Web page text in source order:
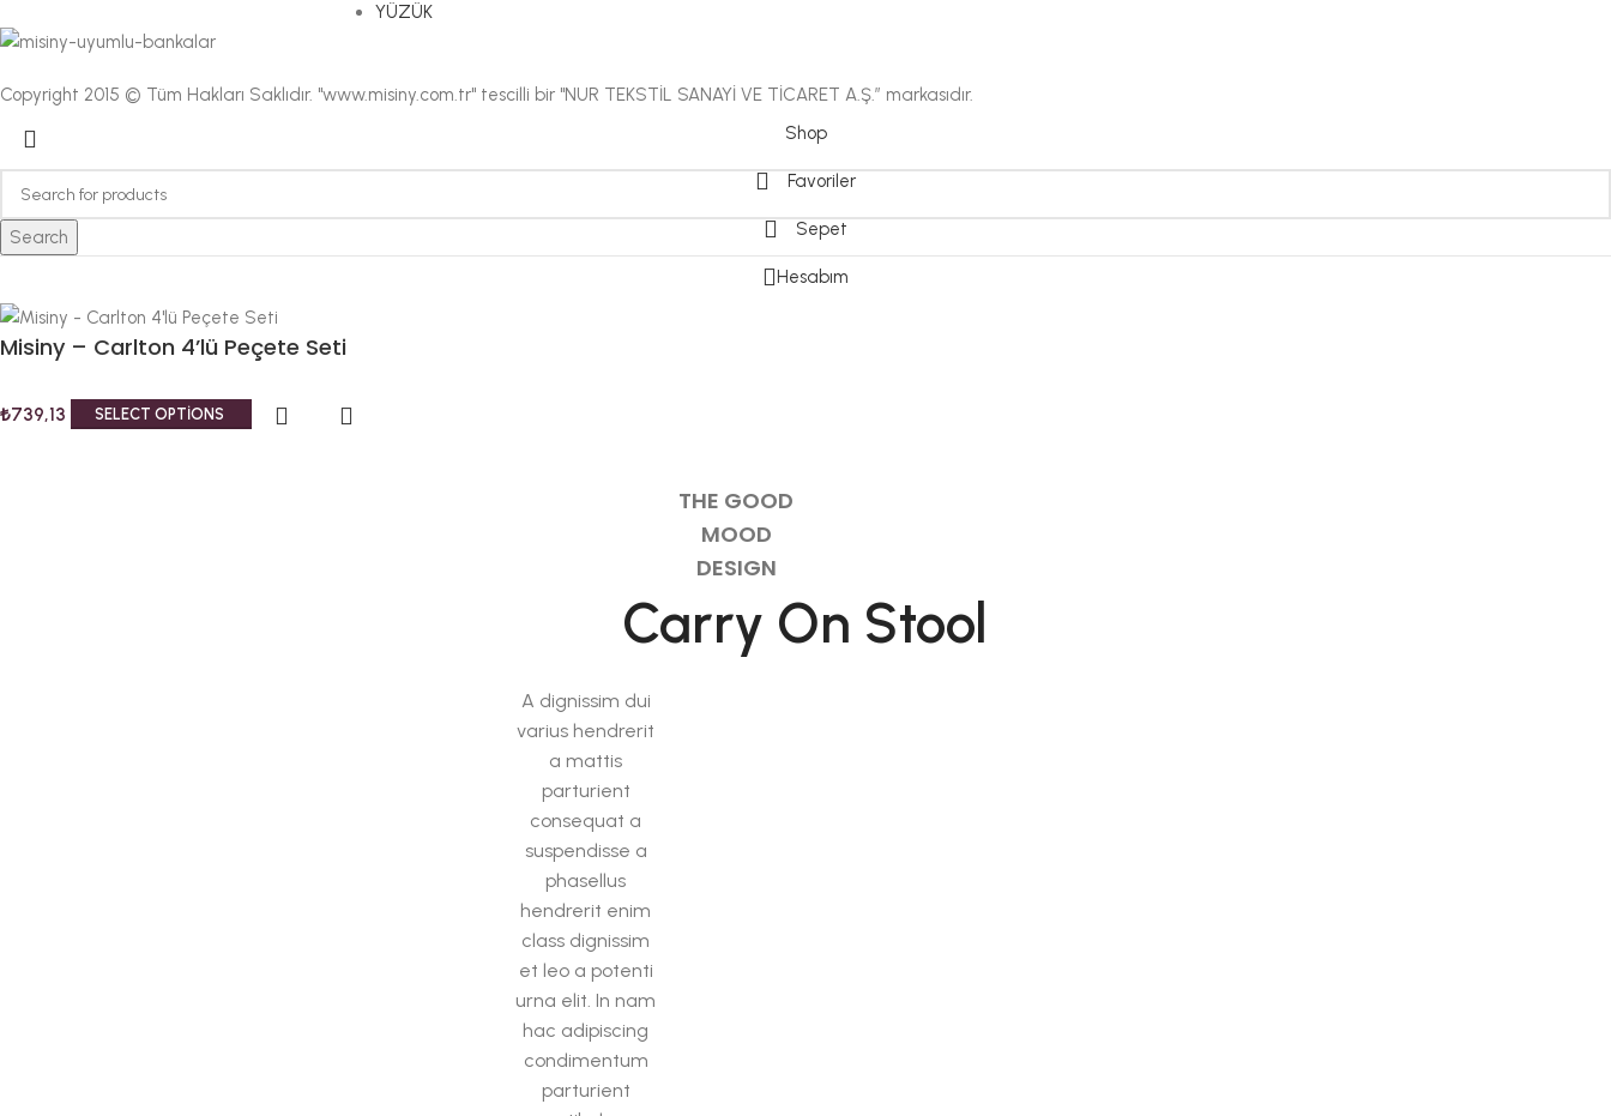
YÜZÜK
Copyright 2015 © Tüm Hakları Saklıdır. "www.misiny.com.tr" tescilli bir "NUR TEKSTİL SANAYİ VE TİCARET A.Ş.” markasıdır.
Search
THE GOOD
MOOD
DESIGN
Carry On Stool
A dignissim dui
varius hendrerit
a mattis
parturient
consequat a
suspendisse a
phasellus
hendrerit enim
class dignissim
et leo a potenti
urna elit. In nam
hac adipiscing
condimentum
parturient
Shop
Favoriler
Sepet
Hesabım
Misiny – Carlton 4’lü Peçete Seti
₺739,13 SELECT OPTIONS